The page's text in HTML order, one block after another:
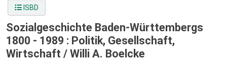
ISBD
Sozialgeschichte Baden-Württembergs
1800 - 1989 : Politik, Gesellschaft,
Wirtschaft / Willi A. Boelcke